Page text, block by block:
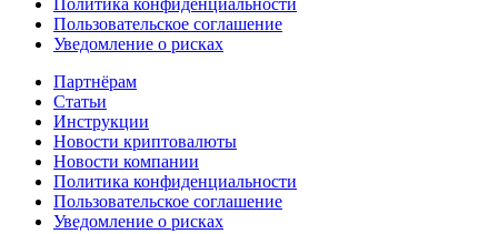
Политика конфиденциальности
Пользовательское соглашение
Уведомление о рисках
Партнёрам
Статьи
Инструкции
Новости криптовалюты
Новости компании
Политика конфиденциальности
Пользовательское соглашение
Уведомление о рисках